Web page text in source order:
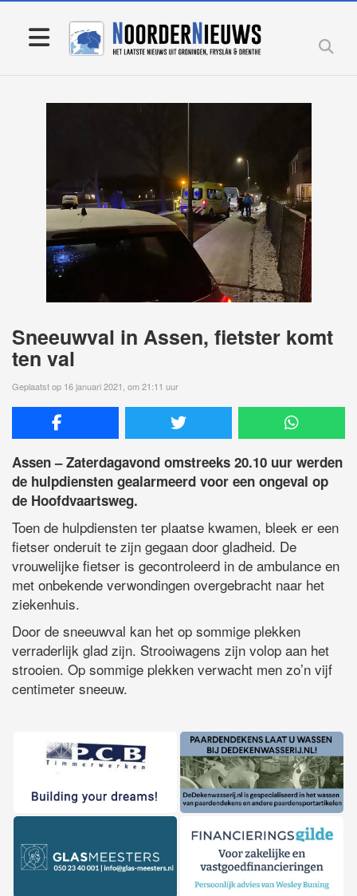
Sneeuwval in Assen, fietster komt
ten val
Geplaatst op 16 januari 2021, om 21:11 uur
Assen – Zaterdagavond omstreeks 20.10 uur werden
de hulpdiensten gealarmeerd voor een ongeval op
de Hoofdvaartsweg.
Toen de hulpdiensten ter plaatse kwamen, bleek er een
fietser onderuit te zijn gegaan door gladheid. De
vrouwelijke fietser is gecontroleerd in de ambulance en
met onbekende verwondingen overgebracht naar het
ziekenhuis.
Door de sneeuwval kan het op sommige plekken
verraderlijk glad zijn. Strooiwagens zijn volop aan het
strooien. Op sommige plekken verwacht men zo’n vijf
centimeter sneeuw.